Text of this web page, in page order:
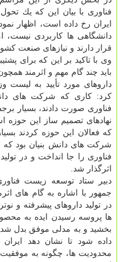
فناوری با بیان این كه یك
ایران رخ داده است، اظهار
دانشگاهی ها كاربردی نیست،
قرار دارند و نیازهای صنعت
وی با تاكید بر این كه برای
باید چند گام مهم و اثرمند
داروهای مورد تأیید به
كرد: كاری كه شركت های
فناوری صورت دادند، بسیار
نهادهای تصمیم ساز این
كه فعالان این حوزه كردند
شركت های دانش بنیان بود كه
فناوری را جا انداخت و در
اثرگذار شد.
دبیر ستاد توسعه زیست
جمهور با اشاره به گام های
در تولید داروهای پیشرفته و
ها پروسه رسیدن ایده به
بخشید و به مدلی موفق بدل شد.
داده شود تا نشان دهد
محدودیت ها، چگونه به موفقیت